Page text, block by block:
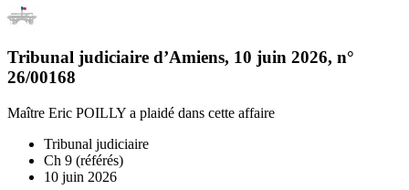
Tribunal judiciaire d’Amiens, 10 juin 2026, n°
26/00168
Maître Eric POILLY a plaidé dans cette affaire
Tribunal judiciaire
Ch 9 (référés)
10 juin 2026